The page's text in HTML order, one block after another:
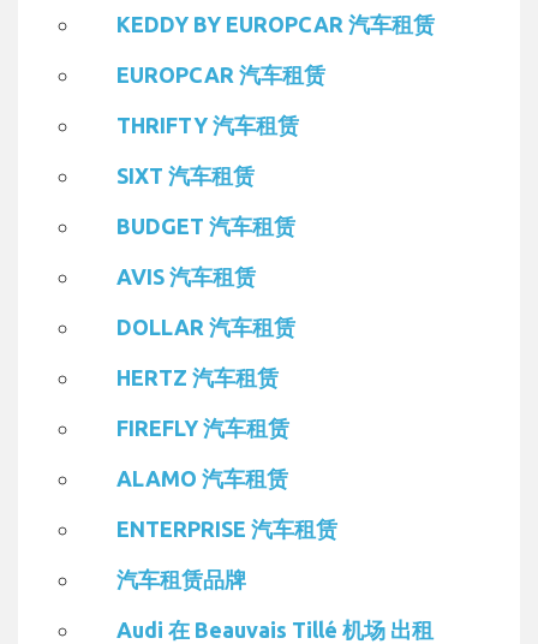
KEDDY BY EUROPCAR 汽车租赁
EUROPCAR 汽车租赁
THRIFTY 汽车租赁
SIXT 汽车租赁
BUDGET 汽车租赁
AVIS 汽车租赁
DOLLAR 汽车租赁
HERTZ 汽车租赁
FIREFLY 汽车租赁
ALAMO 汽车租赁
ENTERPRISE 汽车租赁
汽车租赁品牌
Audi 在 Beauvais Tillé 机场 出租